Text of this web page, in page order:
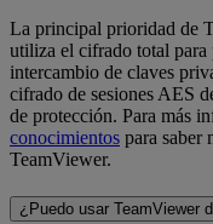
La principal prioridad de
utiliza el cifrado total para
intercambio de claves
cifrado de sesiones AES
de protección. Para más
conocimientos para saber
TeamViewer.
¿Puedo usar TeamViewer